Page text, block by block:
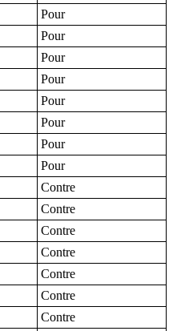
Pour
Pour
Pour
Pour
Pour
Pour
Pour
Pour
Contre
Contre
Contre
Contre
Contre
Contre
Contre